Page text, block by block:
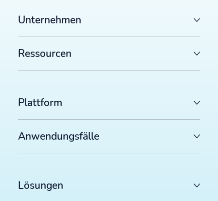
Unternehmen
Ressourcen
Plattform
Anwendungsfälle
Lösungen